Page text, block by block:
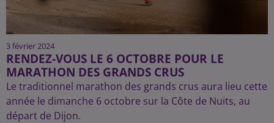
3 février 2024
RENDEZ-VOUS LE 6 OCTOBRE POUR LE
MARATHON DES GRANDS CRUS
Le traditionnel marathon des grands crus aura lieu cette
année le dimanche 6 octobre sur la Côte de Nuits, au
départ de Dijon.